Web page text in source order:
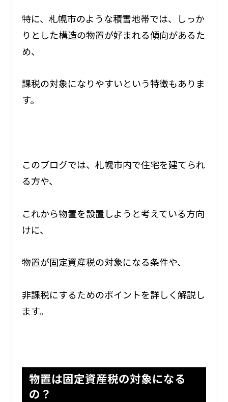
特に、札幌市のような積雪地帯では、しっか
りとした構造の物置が好まれる傾向があるた
め、
課税の対象になりやすいという特徴もありま
す。
このブログでは、札幌市内で住宅を建てられ
る方や、
これから物置を設置しようと考えている方向
けに、
物置が固定資産税の対象になる条件や、
非課税にするためのポイントを詳しく解説し
ます。
物置は固定資産税の対象になる
の？